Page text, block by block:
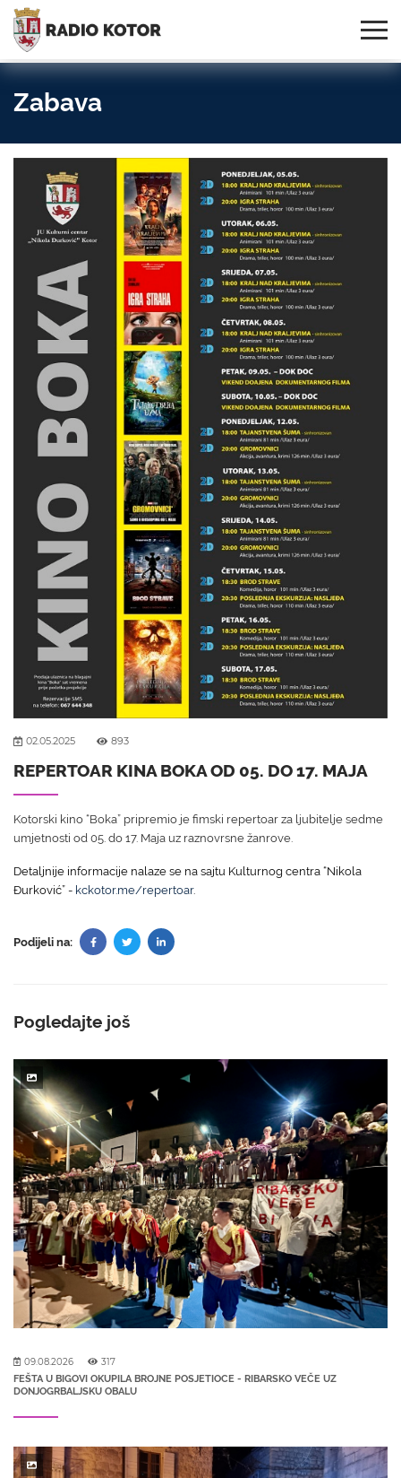
S PONOSOM NOSIMO IME
SVOG GRADA!
Zabava
02.05.2025 893
REPERTOAR KINA BOKA OD 05. DO 17. MAJA
Kotorski kino “Boka” pripremio je fimski repertoar za ljubitelje sedme
umjetnosti od 05. do 17. Maja uz raznovrsne žanrove.
Detaljnije informacije nalaze se na sajtu Kulturnog centra “Nikola
Đurković” - kckotor.me/repertoar.
Podijeli na:
Pogledajte još
09.08.2026 317
FEŠTA U BIGOVI OKUPILA BROJNE POSJETIOCE - RIBARSKO VEČE UZ
DONJOGRBALJSKU OBALU